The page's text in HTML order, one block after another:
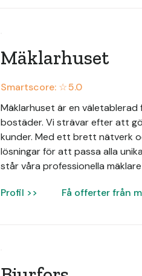
Mäklarhuset
Smartscore: ☆5.0
Mäklarhuset är en
bostäder. Vi strävar efter att
kunder. Med ett brett nätverk
lösningar för att passa alla
står våra professionella
Profil >> Få offerter från